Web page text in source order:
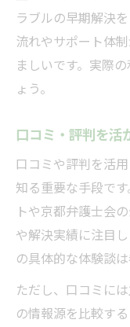
ラブルの早期解決
流れやサポート体
ましいです。実際
ょう。
口コミ・評判を活
口コミや評判を活
知る重要な手段で
トや京都弁護士会
や解決実績に注目
の具体的な体験談
ただし、口コミに
の情報源を比較す